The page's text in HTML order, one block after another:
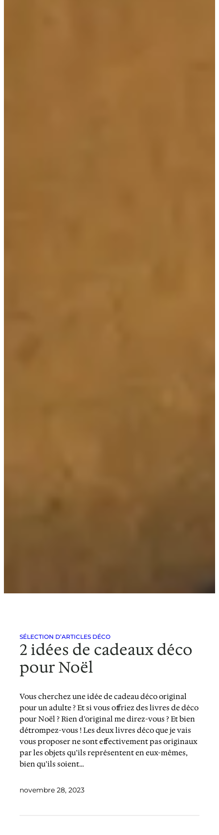
SÉLECTION D’ARTICLES DÉCO
2 idées de cadeaux déco
pour Noël
Vous cherchez une idée de cadeau déco original
pour un adulte ? Et si vous offriez des livres de déco
pour Noël ? Rien d’original me direz-vous ? Et bien
détrompez-vous ! Les deux livres déco que je vais
vous proposer ne sont effectivement pas originaux
par les objets qu’ils représentent en eux-mêmes,
bien qu’ils soient…
novembre 28, 2023